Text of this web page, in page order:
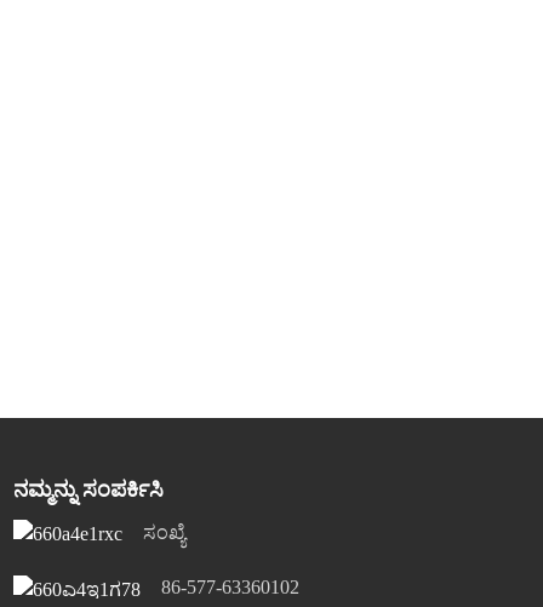
ನಮ್ಮನ್ನು ಸಂಪರ್ಕಿಸಿ
ಸಂಖ್ಯೆ
86-577-63360102